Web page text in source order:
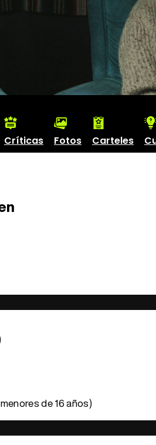
Críticas Fotos Carteles
de 16 años)